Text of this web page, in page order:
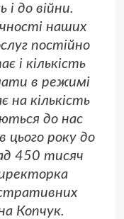
і до війни.
наших
постійно
і кількість
в режимі
на кількість
до нас
цього року до
450 тисяч
Копчук.